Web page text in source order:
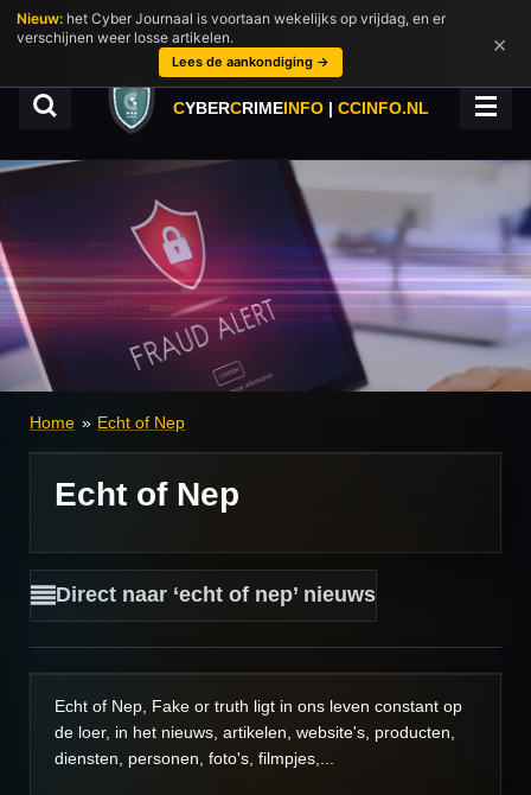
Ga
direct
hoofdinhoud
CYBERCRIMEINFO | CCINFO.NL
Home » Echt of Nep
Echt of Nep
Direct naar ‘echt of nep’ nieuws
Echt of Nep, Fake or truth ligt in ons leven constant op
de loer, in het nieuws, artikelen, website's, producten,
diensten, personen, foto's, filmpjes,...
Nieuw: het Cyber Journaal is voortaan wekelijks op vrijdag, en er
verschijnen weer losse artikelen.
Lees de aankondiging →
×